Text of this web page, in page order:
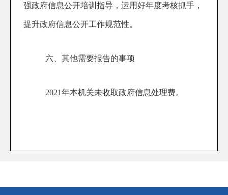
强政府信息公开培训指导，运用好年度考核抓手，
提升政府信息公开工作规范性。
六、其他需要报告的事项
2021年本机关未收取政府信息处理费。